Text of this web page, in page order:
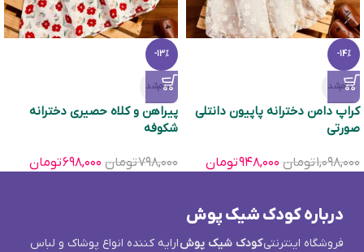
-14%
تمام‌شد
کراپ دامن دخترانه پاپیون دانتلی
صورتی
۱,۰۹۸,۰۰۰تومان ۹۴۸,۰۰۰تومان
-13%
تمام‌شد
پیراهن و کلاه حصیری دخترانه
شکوفه
۷۹۸,۰۰۰تومان ۶۹۸,۰۰۰تومان
درباره کودک شیک پوش
فروشگاه اینترنتیکودک شیک پوشارایه کننده انواع پوشاک و لباس